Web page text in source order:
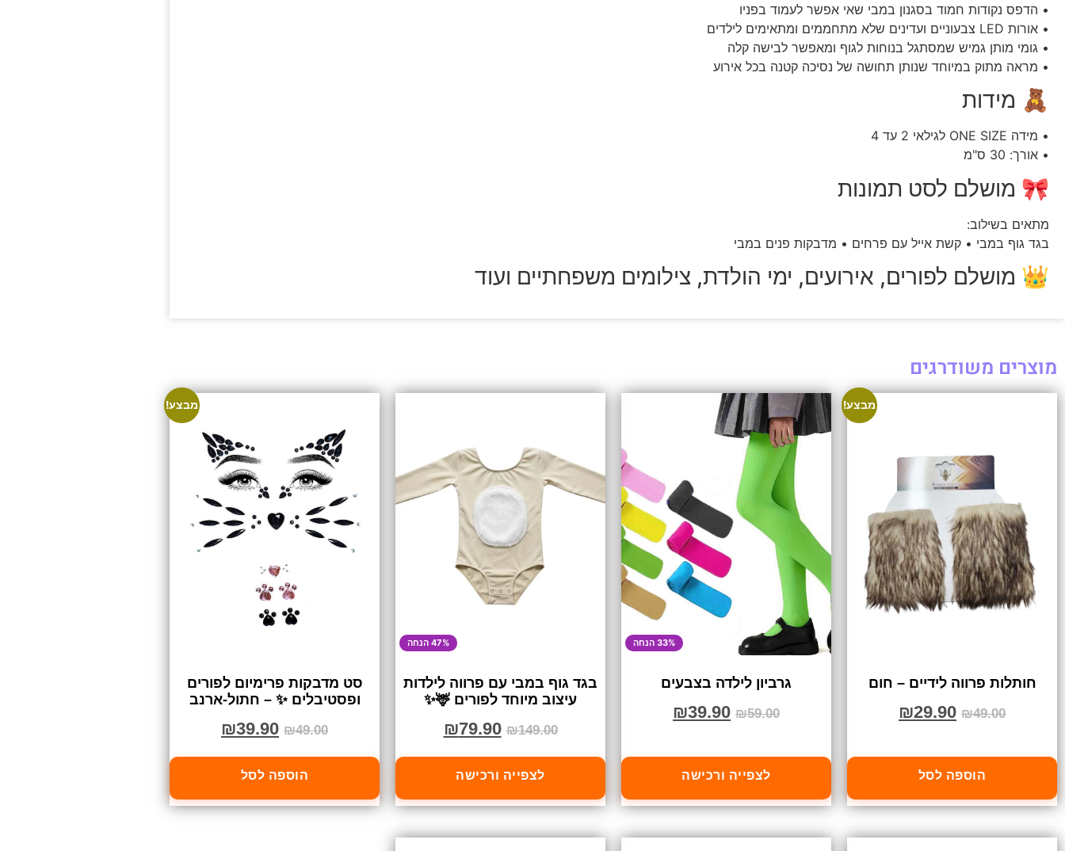
• הדפס נקודות חמוד בסגנון במבי שאי אפשר לעמוד בפניו
• אורות LED צבעוניים ועדינים שלא מתחממים ומתאימים לילדים
• גומי מותן גמיש שמסתגל בנוחות לגוף ומאפשר לבישה קלה
• מראה מתוק במיוחד שנותן תחושה של נסיכה קטנה בכל אירוע
🧸 מידות
• מידה ONE SIZE לגילאי 2 עד 4
• אורך: 30 ס"מ
🎀 מושלם לסט תמונות
מתאים בשילוב:
בגד גוף במבי • קשת אייל עם פרחים • מדבקות פנים במבי
👑 מושלם לפורים, אירועים, ימי הולדת, צילומים משפחתיים ועוד
מוצרים משודרגים
מבצע!
חותלות פרווה לידיים – חום
₪49.00
₪29.90
הוספה לסל
33% הנחה
גרביון לילדה בצבעים
₪59.00
₪39.90
לצפייה ורכישה
47% הנחה
בגד גוף במבי עם פרווה לילדות
עיצוב מיוחד לפורים 🦌✨
₪149.00
₪79.90
לצפייה ורכישה
מבצע!
סט מדבקות פרימיום לפורים
ופסטיבלים ✨ – חתול-ארנב
₪49.00
₪39.90
הוספה לסל